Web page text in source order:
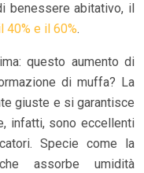
benessere abitativo, il
40% e il 60%.
questo aumento di
di muffa? La
giuste e si garantisce
infatti, sono eccellenti
Specie come la
assorbe umidità